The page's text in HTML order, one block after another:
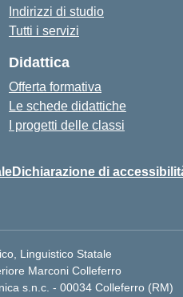
Indirizzi di studio
Tutti i servizi
Didattica
Offerta formativa
Le schede didattiche
I progetti delle classi
Dichiarazione di
Linguistico Statale
Marconi Colleferro
s.n.c. - 00034 Colleferro (RM)